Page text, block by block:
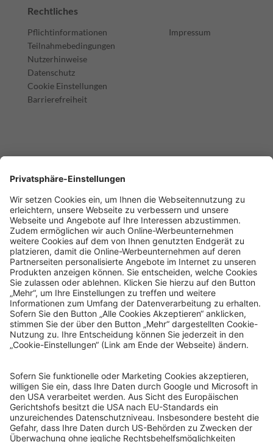
Rechtliches
Pflichtinformationen
Teilnahmebedingungen
Nutzerhinweise
Datenschutz
Cookie Einstellungen
Barrierefreiheit
Impressum
© Sachsenlotto 2026
sachsenlotto.de–